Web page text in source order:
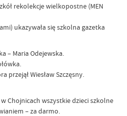
rekolekcje wielkopostne (MEN
ukazywała się szkolna gazetka
– Maria Odejewska.
przejął Wiesław Szczęsny.
Chojnicach wszystkie dzieci szkolne
– za darmo.